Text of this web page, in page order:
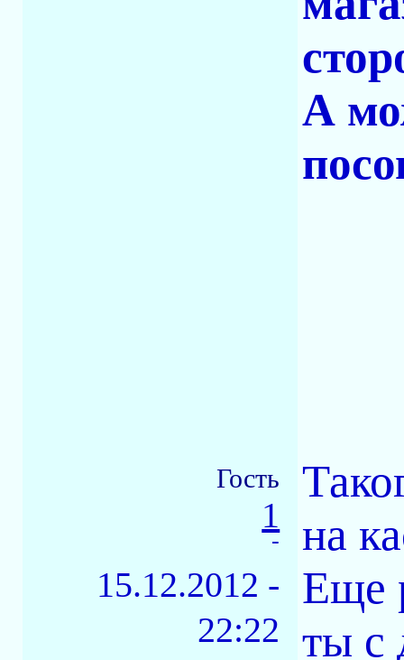
А
Гость
1
-
15.12.2012 -
22:22
на
Еще
ты с